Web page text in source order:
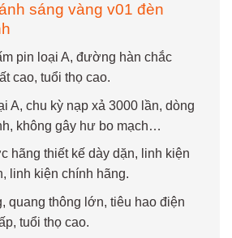
sáng vàng v01 đèn
pin loại A, đường hàn chắc
cao, tuổi thọ cao.
A, chu kỳ nạp xả 3000 lần, dòng
không gây hư bo mạch…
hãng thiết kế dày dặn, linh kiện
linh kiện chính hãng.
quang thông lớn, tiêu hao điện
tuổi thọ cao.